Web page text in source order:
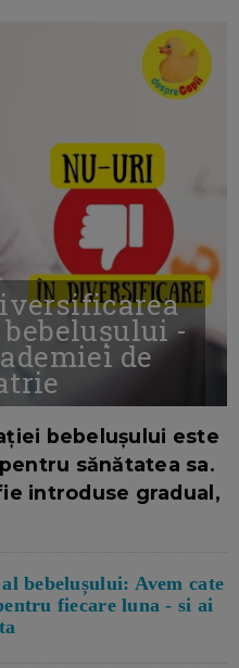
-
de
bebelușului este
sănătatea sa.
introduse gradual,
bebelușului: Avem cate
fiecare luna - si ai